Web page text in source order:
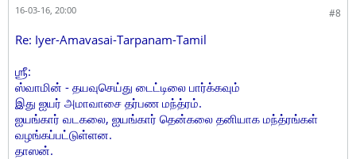
#8
16-03-16, 20:00
Re: Iyer-Amavasai-Tarpanam-Tamil
ஶ்ரீ:
ஸ்வாமின் - தயவுசெய்து டைட்டிலை பார்க்கவும்
இது ஐயர் அமாவாசை தர்பண மந்த்ரம்.
ஐயங்கார் வடகலை, ஐயங்கார் தென்கலை தனியாக மந்த்ரங்கள்
வழங்கப்பட்டுள்ளன.
தாஸன்.